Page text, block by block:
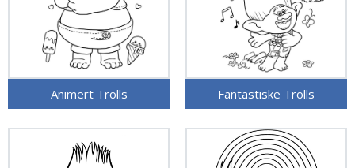
Animert Trolls Fantastiske Trolls